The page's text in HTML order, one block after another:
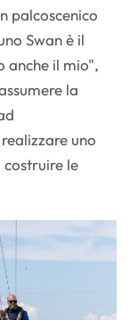
palcoscenico
Swan è il
anche il mio",
la
uno
le